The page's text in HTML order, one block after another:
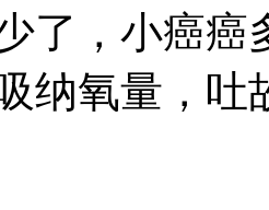
了，小癌癌
纳氧量，